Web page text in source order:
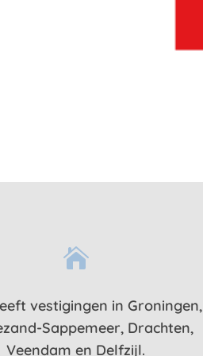

vestigingen in Groningen,
Sappemeer, Drachten,
Veendam en Delfzijl.